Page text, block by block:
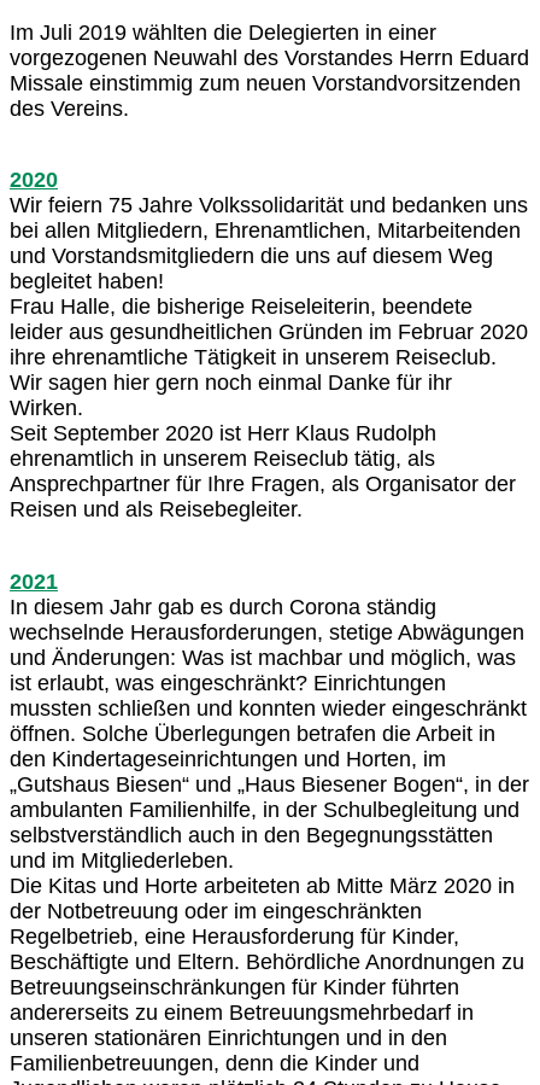
Im Juli 2019 wählten die Delegierten in einer
vorgezogenen Neuwahl des Vorstandes Herrn Eduard
Missale einstimmig zum neuen Vorstandvorsitzenden
des Vereins.
2020
Wir feiern 75 Jahre Volkssolidarität und bedanken uns
bei allen Mitgliedern, Ehrenamtlichen, Mitarbeitenden
und Vorstandsmitgliedern die uns auf diesem Weg
begleitet haben!
Frau Halle, die bisherige Reiseleiterin, beendete
leider aus gesundheitlichen Gründen im Februar 2020
ihre ehrenamtliche Tätigkeit in unserem Reiseclub.
Wir sagen hier gern noch einmal Danke für ihr
Wirken.
Seit September 2020 ist Herr Klaus Rudolph
ehrenamtlich in unserem Reiseclub tätig, als
Ansprechpartner für Ihre Fragen, als Organisator der
Reisen und als Reisebegleiter.
2021
In diesem Jahr gab es durch Corona ständig
wechselnde Herausforderungen, stetige Abwägungen
und Änderungen: Was ist machbar und möglich, was
ist erlaubt, was eingeschränkt? Einrichtungen
mussten schließen und konnten wieder eingeschränkt
öffnen. Solche Überlegungen betrafen die Arbeit in
den Kindertageseinrichtungen und Horten, im
„Gutshaus Biesen“ und „Haus Biesener Bogen“, in der
ambulanten Familienhilfe, in der Schulbegleitung und
selbstverständlich auch in den Begegnungsstätten
und im Mitgliederleben.
Die Kitas und Horte arbeiteten ab Mitte März 2020 in
der Notbetreuung oder im eingeschränkten
Regelbetrieb, eine Herausforderung für Kinder,
Beschäftigte und Eltern. Behördliche Anordnungen zu
Betreuungseinschränkungen für Kinder führten
andererseits zu einem Betreuungsmehrbedarf in
unseren stationären Einrichtungen und in den
Familienbetreuungen, denn die Kinder und